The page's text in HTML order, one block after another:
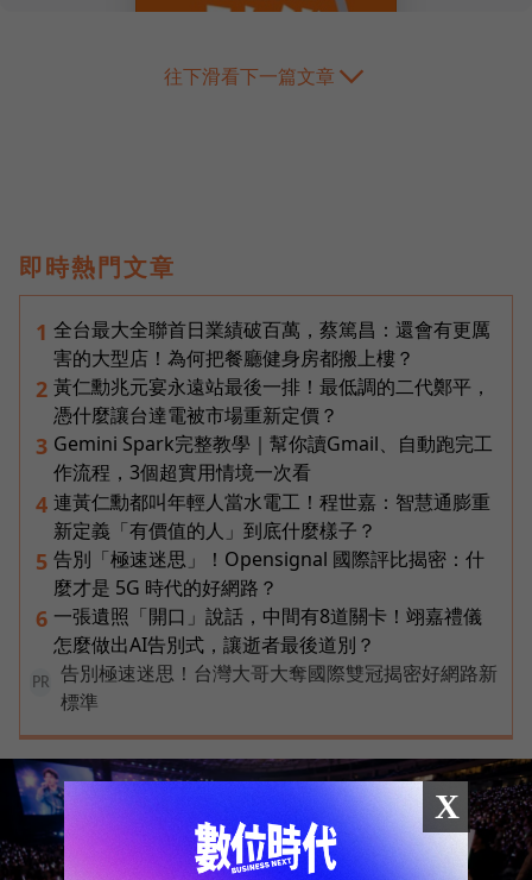
往下滑看下一篇文章
即時熱門文章
1 全台最大全聯首日業績破百萬，蔡篤昌：還會有更厲
害的大型店！為何把餐廳健身房都搬上樓？
2 黃仁勳兆元宴永遠站最後一排！最低調的二代鄭平，
憑什麼讓台達電被市場重新定價？
3 Gemini Spark完整教學｜幫你讀Gmail、自動跑完工
作流程，3個超實用情境一次看
4 連黃仁勳都叫年輕人當水電工！程世嘉：智慧通膨重
新定義「有價值的人」到底什麼樣子？
5 告別「極速迷思」！Opensignal 國際評比揭密：什
麼才是 5G 時代的好網路？
6 一張遺照「開口」說話，中間有8道關卡！翊嘉禮儀
怎麼做出AI告別式，讓逝者最後道別？
PR
告別極速迷思！台灣大哥大奪國際雙冠揭密好網路新
標準
X